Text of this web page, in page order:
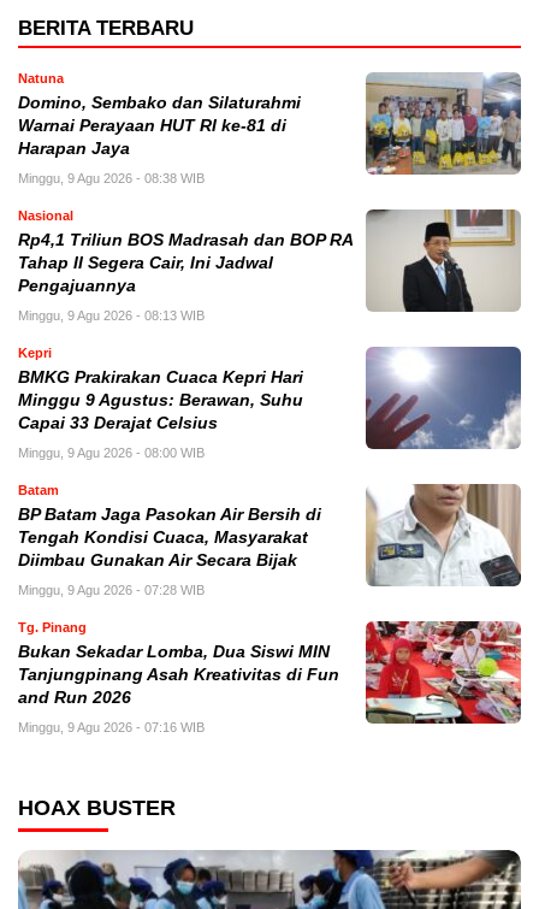
BERITA TERBARU
Natuna
Domino, Sembako dan Silaturahmi
Warnai Perayaan HUT RI ke-81 di
Harapan Jaya
Minggu, 9 Agu 2026 - 08:38 WIB
Nasional
Rp4,1 Triliun BOS Madrasah dan BOP RA
Tahap II Segera Cair, Ini Jadwal
Pengajuannya
Minggu, 9 Agu 2026 - 08:13 WIB
Kepri
BMKG Prakirakan Cuaca Kepri Hari
Minggu 9 Agustus: Berawan, Suhu
Capai 33 Derajat Celsius
Minggu, 9 Agu 2026 - 08:00 WIB
Batam
BP Batam Jaga Pasokan Air Bersih di
Tengah Kondisi Cuaca, Masyarakat
Diimbau Gunakan Air Secara Bijak
Minggu, 9 Agu 2026 - 07:28 WIB
Tg. Pinang
Bukan Sekadar Lomba, Dua Siswi MIN
Tanjungpinang Asah Kreativitas di Fun
and Run 2026
Minggu, 9 Agu 2026 - 07:16 WIB
HOAX BUSTER